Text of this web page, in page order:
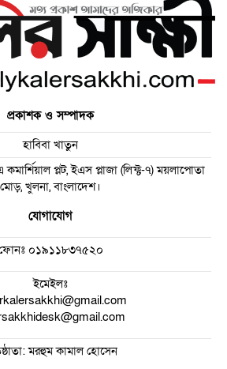
প্রকাশক ও সম্পাদক
হাবিবা খাতুন
প্লট, ইএস প্লাজা (লিফ্ট-৭) ময়লাপোতা
মোড়, খুলনা, বাংলাদেশ।
যোগাযোগ
০১৯১১৮৩৭৫২০
ইমেইলঃ
মরহুম কামাল হোসেন